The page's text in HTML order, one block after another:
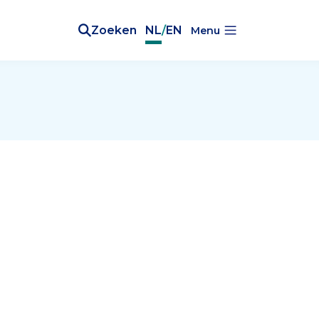
Zoeken NL/EN Menu